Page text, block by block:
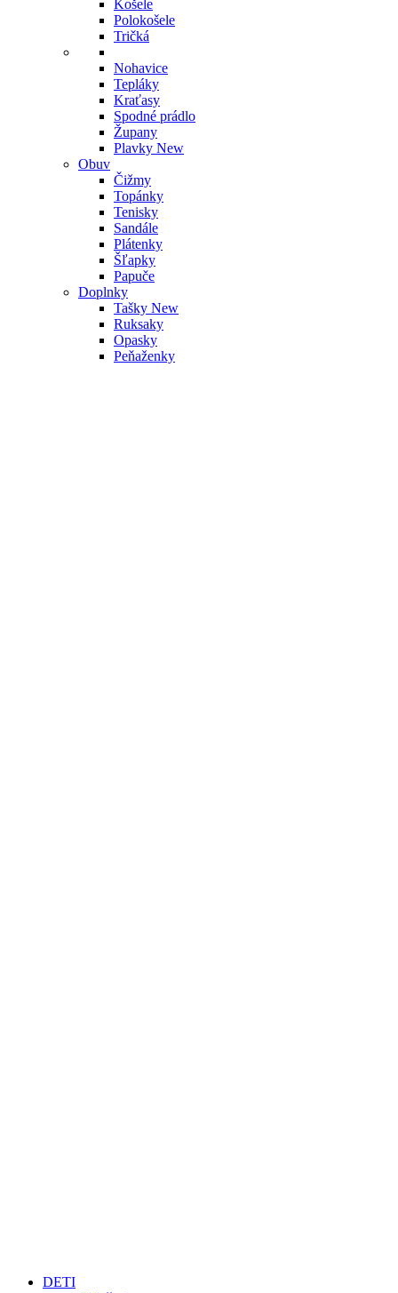
Košele
Polokošele
Tričká
Nohavice
Tepláky
Kraťasy
Spodné prádlo
Župany
Plavky New
Obuv
Čižmy
Topánky
Tenisky
Sandále
Plátenky
Šľapky
Papuče
Doplnky
Tašky New
Ruksaky
Opasky
Peňaženky
DETI